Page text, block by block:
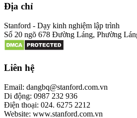
Địa chỉ
Stanford - Dạy kinh nghiệm lập trình
Số 20 ngõ 678 Đường Láng, Phường
Liên hệ
Email: dangbq@stanford.com.vn
Di động: 0987 232 936
Điện thoại: 024. 6275 2212
Website: www.stanford.com.vn